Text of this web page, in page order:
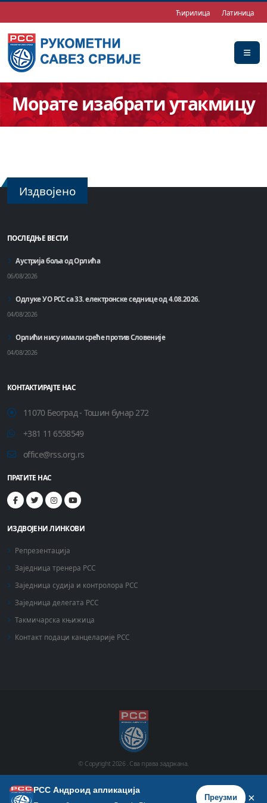
Ћирилица Латиница
Морате изабрати утакмицу
Издвојено
ПОСЛЕДЊЕ ВЕСТИ
Аустрија боља од Орлића
06/08/2026
Одлуке УО РСС са 33. електронске седнице од 4.08.2026.
04/08/2026
Орлићи нису имали среће против Словеније
04/08/2026
КОНТАКТИРАЈТЕ НАС
11070 Београд - Тошин бунар 272
+381 11 6558549
office@rss.org.rs
ПРАТИТЕ НАС
ИЗДВОЈЕНИ ЛИНКОВИ
Репрезентација
Заједница тренера РСС
Заједница судија и контролора РСС
Заједница делегата РСС
Такмичарска књижица
Контакт подаци канцеларије РСС
© Copyright2026 . Сва права задржана.
Почетна Историја Фото галерија Видео галерија
РСС Андроид апликација
Преузми ×